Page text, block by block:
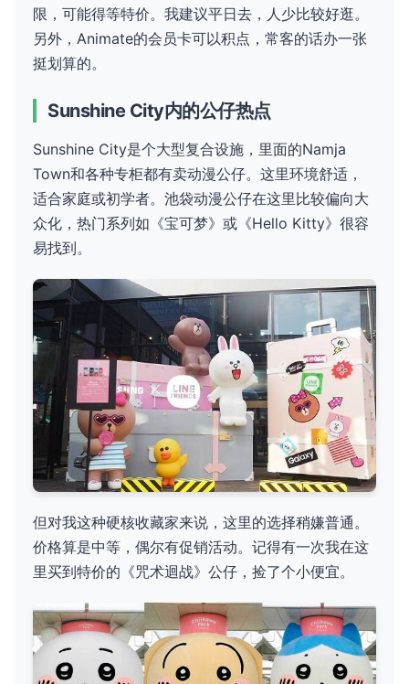
限，可能得等特价。我建议平日去，人少比较好逛。
另外，Animate的会员卡可以积点，常客的话办一张
挺划算的。
Sunshine City内的公仔热点
Sunshine City是个大型复合设施，里面的Namja
Town和各种专柜都有卖动漫公仔。这里环境舒适，
适合家庭或初学者。池袋动漫公仔在这里比较偏向大
众化，热门系列如《宝可梦》或《Hello Kitty》很容
易找到。
但对我这种硬核收藏家来说，这里的选择稍嫌普通。
价格算是中等，偶尔有促销活动。记得有一次我在这
里买到特价的《咒术迴战》公仔，捡了个小便宜。